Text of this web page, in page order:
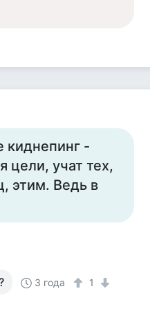
киднепинг -
учат тех,
этим. Ведь в
3 года 1